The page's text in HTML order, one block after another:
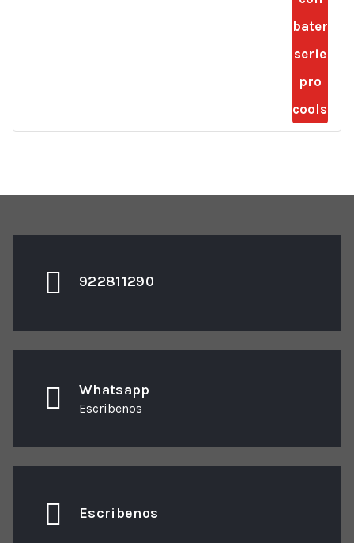
922811290
Whatsapp
Escribenos
Escribenos